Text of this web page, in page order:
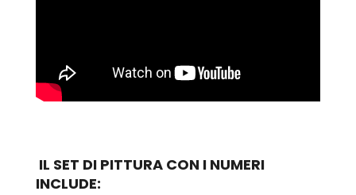
IL SET DI PITTURA CON I NUMERI
INCLUDE: